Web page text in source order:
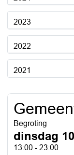
2023
2022
2021
Begroting
dinsdag
13:00 - 23:00